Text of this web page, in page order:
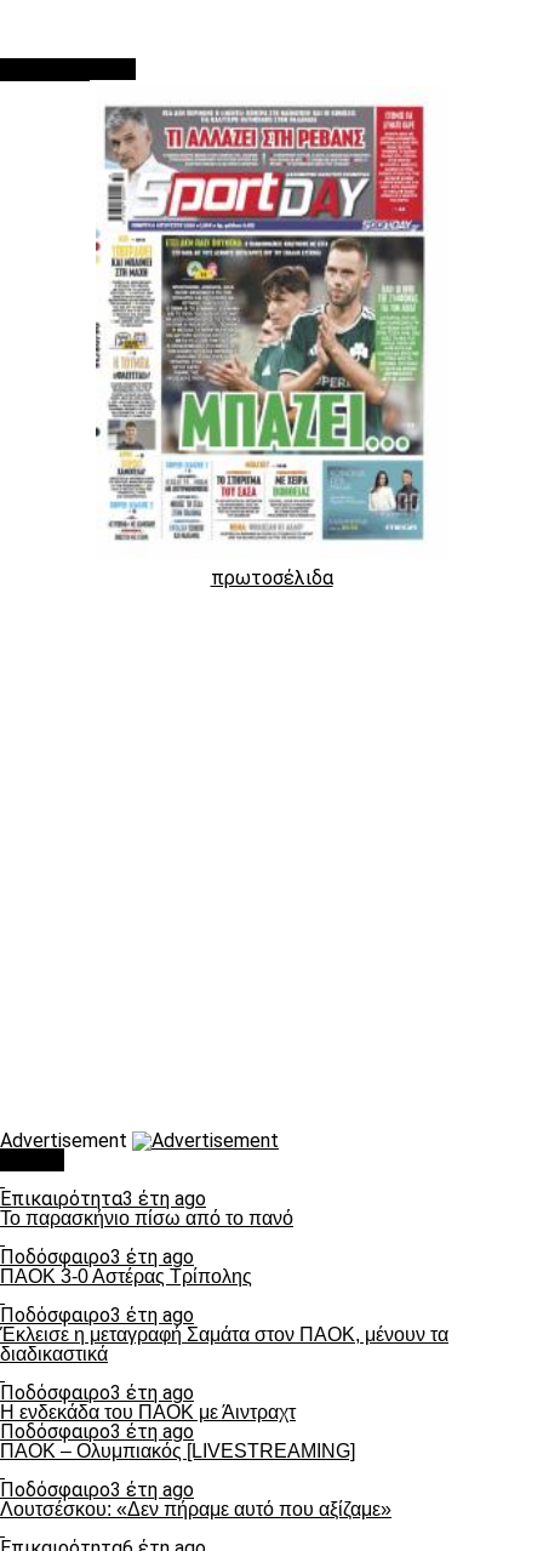
πρωτοσέλιδα
Advertisement
Επικαιρότητα3 έτη ago
Το παρασκήνιο πίσω από το πανό
Ποδόσφαιρο3 έτη ago
ΠΑΟΚ 3-0 Αστέρας Τρίπολης
Ποδόσφαιρο3 έτη ago
Έκλεισε η μεταγραφή Σαμάτα στον ΠΑΟΚ, μένουν τα
διαδικαστικά
Ποδόσφαιρο3 έτη ago
Η ενδεκάδα του ΠΑΟΚ με Άιντραχτ
Ποδόσφαιρο3 έτη ago
ΠΑΟΚ – Ολυμπιακός [LIVESTREAMING]
Ποδόσφαιρο3 έτη ago
Λουτσέσκου: «Δεν πήραμε αυτό που αξίζαμε»